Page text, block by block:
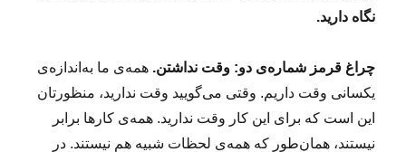
نگاه دارید.
چراغ قرمز شماره‌ی دو: وقت نداشتن. همه‌ی ما به‌اندازه‌ی
یکسانی وقت داریم. وقتی می‌گویید وقت ندارید، منظورتان
این است که برای این کار وقت ندارید. همه‌ی کارها برابر
نیستند، همان‌طور که همه‌ی لحظات شبیه هم نیستند. در